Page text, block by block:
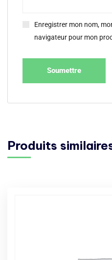
Enregistrer mon nom,
navigateur pour mon
Produits